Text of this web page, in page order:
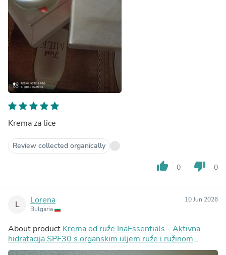
Krema za lice
Review collected organically
thumb_up 0 thumb_down 0
L Lorena
Bulgaria
10 Jun 2026
About product Krema od ruže InaEssentials - Aktivna
hidratacija SPF30 s organskim uljem ruže i ružinom
vodom, 2ml